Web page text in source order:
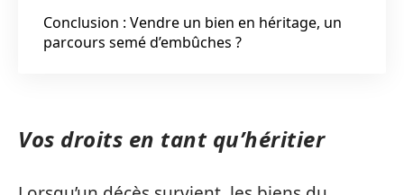
Conclusion : Vendre un bien en héritage, un
parcours semé d’embûches ?
Vos droits en tant qu’héritier